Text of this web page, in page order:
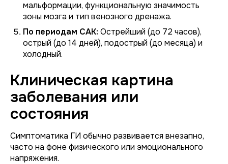
мальформации, функциональную значимость
зоны мозга и тип венозного дренажа.
По периодам САК: Острейший (до 72 часов),
острый (до 14 дней), подострый (до месяца) и
холодный.
Клиническая картина
заболевания или
состояния
Симптоматика ГИ обычно развивается внезапно,
часто на фоне физического или эмоционального
напряжения.